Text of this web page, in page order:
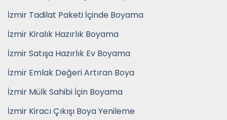
İzmir Tadilat Paketi İçinde Boyama
İzmir Kiralık Hazırlık Boyama
İzmir Satışa Hazırlık Ev Boyama
İzmir Emlak Değeri Artıran Boya
İzmir Mülk Sahibi İçin Boyama
İzmir Kiracı Çıkışı Boya Yenileme